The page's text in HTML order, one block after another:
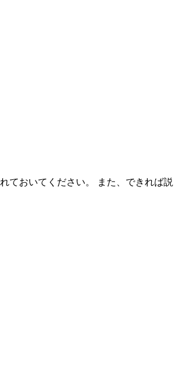
ておいてください。 また、できれば説